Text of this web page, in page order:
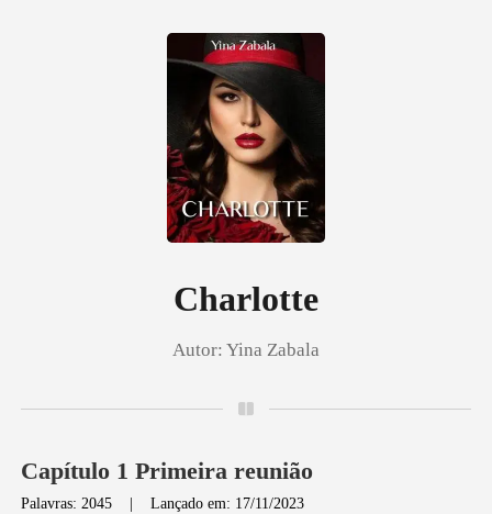
Charlotte
Autor: Yina Zabala
Capítulo 1 Primeira reunião
Palavras: 2045 |Lançado em: 17/11/2023